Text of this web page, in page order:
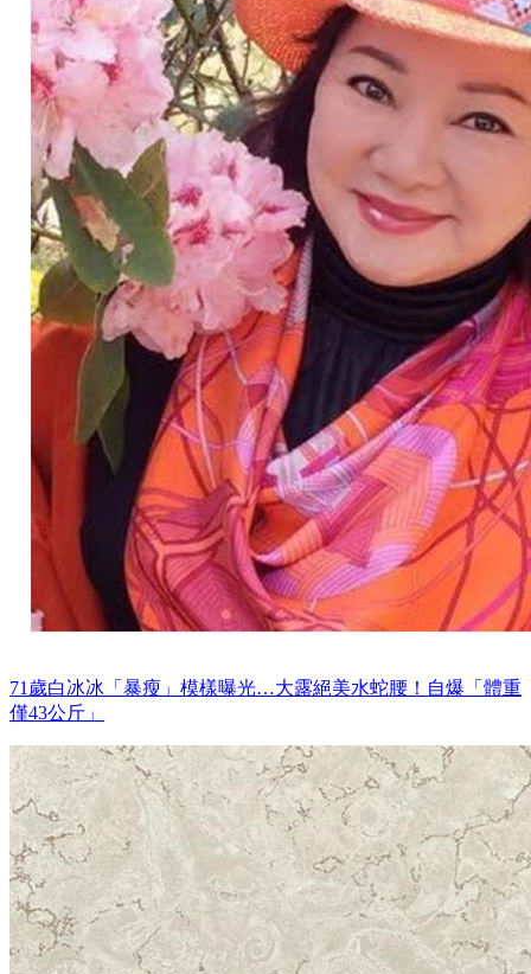
71歲白冰冰「暴瘦」模樣曝光…大露絕美水蛇腰！自爆「體重
僅43公斤」